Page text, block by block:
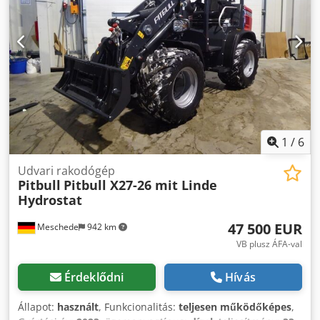
biztosítjuk. Vásárlás esetén a bérleti díj 100 %-ban
beszámításra kerül a vételárba. ​Logisztika & kapcsolat: ​
Telephely: 76332 Bad Herrenalb ​Az Ön pótkocsijára vagy
teherautójára történő rakodás térítésmentesen, daruval
megoldható a helyszínen. ​Előfoglalás vagy műszaki
kérdések esetén szívesen állunk rendelkezésre.
kabin, Csdpjwkk Rbofx Ahtsrf Pitbull kompakt rakodó X27-
45CRT 45LE Kubota 4 hengeres CRT Trelleborg 400/50-15
T463 EURO tartó Halogén világításkészlet LED
munkalámpák bal és jobb hátsó rész LED sáv elöl
Rendszámtábla tartó világítással 1x DW, mechanikus
működtetésű + 1x DW, elektromos működtetésű a joystick
gombjával Tartalmazza Mechanikus kapcsoló kanálzárral
Átkapcsoló 3. funkció, kúszómenet, joystick-kal vezérelhető
Kombinált utánfutó-csatlakozó, golyós-csapos 12 voltos
csatlakozó az utánfutó hátsó világításához
1 / 6
Meschede 942 km
Udvari rakodógép
Pitbull Pitbull X27-26 mit Linde
Hydrostat
47 500 EUR
VB plusz ÁFA-val
Érdeklődni Hívás
Állapot: használt, Funkcionalitás: teljesen működőképes,